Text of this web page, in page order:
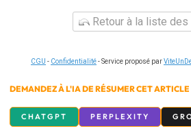
Retour à la liste
CGU - Confidentialité- Service proposé par
DEMANDEZ À L'IA DE RÉSUMER CET ARTICLE
CHATGPT PERPLEXITY